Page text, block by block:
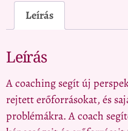
Leírás
Leírás
A coaching segít új
rejtett erőforrásokat, és
problémákra. A coach